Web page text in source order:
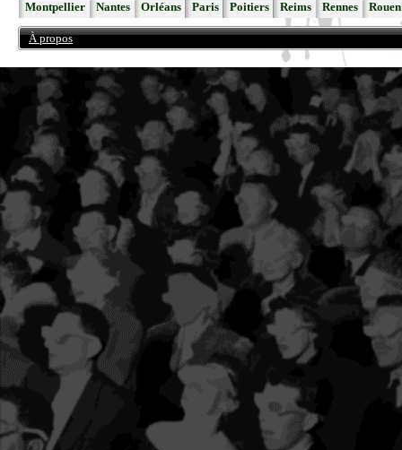
Montpellier Nantes Orléans Paris Poitiers Reims Rennes Rouen
À propos